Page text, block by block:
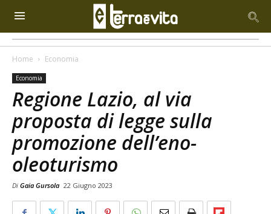
Home Economia
Economia
Regione Lazio, al via
proposta di legge sulla
promozione dell’eno-
oleoturismo
Di Gaia Gursola 22 Giugno 2023